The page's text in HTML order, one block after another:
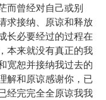
而曾经对自己或别
求接纳、原谅和释放
长必要经过的过程在
本来就没有真正的我
宽恕并接纳我过去的
解和原谅感谢你，已
经完完全全原谅我我